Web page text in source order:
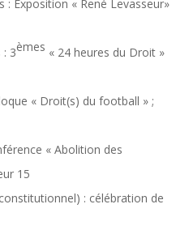
: Exposition « René Levasseur»
3èmes « 24 heures du Droit »
« Droit(s) du football » ;
« Abolition des
15
: célébration de